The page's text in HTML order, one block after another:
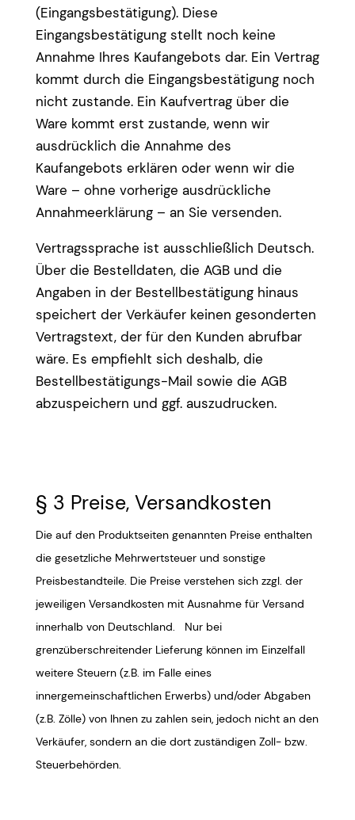
(Eingangsbestätigung). Diese
Eingangsbestätigung stellt noch keine
Annahme Ihres Kaufangebots dar. Ein Vertrag
kommt durch die Eingangsbestätigung noch
nicht zustande. Ein Kaufvertrag über die
Ware kommt erst zustande, wenn wir
ausdrücklich die Annahme des
Kaufangebots erklären oder wenn wir die
Ware – ohne vorherige ausdrückliche
Annahmeerklärung – an Sie versenden.
Vertragssprache ist ausschließlich Deutsch.
Über die Bestelldaten, die AGB und die
Angaben in der Bestellbestätigung hinaus
speichert der Verkäufer keinen gesonderten
Vertragstext, der für den Kunden abrufbar
wäre. Es empfiehlt sich deshalb, die
Bestellbestätigungs-Mail sowie die AGB
abzuspeichern und ggf. auszudrucken.
§ 3 Preise, Versandkosten
Die auf den Produktseiten genannten Preise enthalten
die gesetzliche Mehrwertsteuer und sonstige
Preisbestandteile. Die Preise verstehen sich zzgl. der
jeweiligen Versandkosten mit Ausnahme für Versand
innerhalb von Deutschland. Nur bei
grenzüberschreitender Lieferung können im Einzelfall
weitere Steuern (z.B. im Falle eines
innergemeinschaftlichen Erwerbs) und/oder Abgaben
(z.B. Zölle) von Ihnen zu zahlen sein, jedoch nicht an den
Verkäufer, sondern an die dort zuständigen Zoll- bzw.
Steuerbehörden.